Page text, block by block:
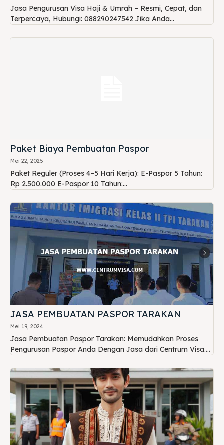
Jasa Pengurusan Visa Haji & Umrah – Resmi, Cepat, dan
Terpercaya, Hubungi: 088290247542 Jika Anda...
Paket Biaya Pembuatan Paspor
Mei 22, 2025
Paket Reguler (Proses 4–5 Hari Kerja): E-Paspor 5 Tahun:
Rp 2.500.000 E-Paspor 10 Tahun:...
JASA PEMBUATAN PASPOR TARAKAN
Mei 19, 2024
Jasa Pembuatan Paspor Tarakan: Memudahkan Proses
Pengurusan Paspor Anda Dengan Jasa dari Centrum Visa....